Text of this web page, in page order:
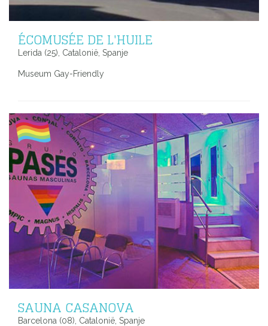
ÉCOMUSÉE DE L'HUILE
Lerida (25), Catalonië, Spanje
Museum Gay-Friendly
SAUNA CASANOVA
Barcelona (08), Catalonië, Spanje